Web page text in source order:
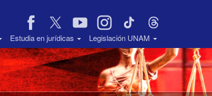
Estudia en jurídicas Legislación UNAM